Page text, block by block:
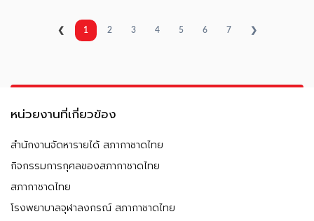
❮ 1 2 3 4 5 6 7 ❯
หน่วยงานที่เกี่ยวข้อง
สำนักงานจัดหารายได้ สภากาชาดไทย
กิจกรรมการกุศลของสภากาชาดไทย
สภากาชาดไทย
โรงพยาบาลจุฬาลงกรณ์ สภากาชาดไทย